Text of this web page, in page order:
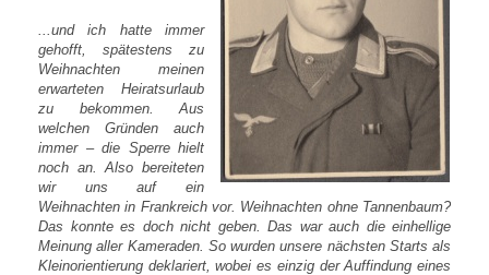
...und ich hatte immer
gehofft, spätestens zu
Weihnachten meinen
erwarteten Heiratsurlaub
zu bekommen. Aus
welchen Gründen auch
immer – die Sperre hielt
noch an. Also bereiteten
wir uns auf ein
Weihnachten in Frankreich vor. Weihnachten ohne Tannenbaum?
Das konnte es doch nicht geben. Das war auch die einhellige
Meinung aller Kameraden. So wurden unsere nächsten Starts als
Kleinorientierung deklariert, wobei es einzig der Auffindung eines